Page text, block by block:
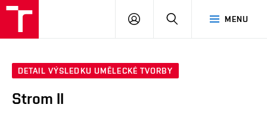
MENU
PŘIHLÁSIT
DETAIL VÝSLEDKU UMĚLECKÉ TVORBY
Strom II